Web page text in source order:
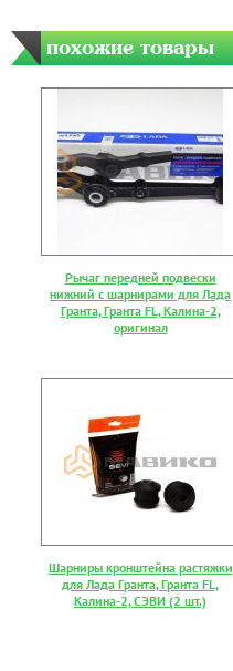
похожие товары
Рычаг передней подвески
нижний с шарнирами для Лада
Гранта, Гранта FL, Калина-2,
оригинал
Шарниры кронштейна растяжки
для Лада Гранта, Гранта FL,
Калина-2, СЭВИ (2 шт.)